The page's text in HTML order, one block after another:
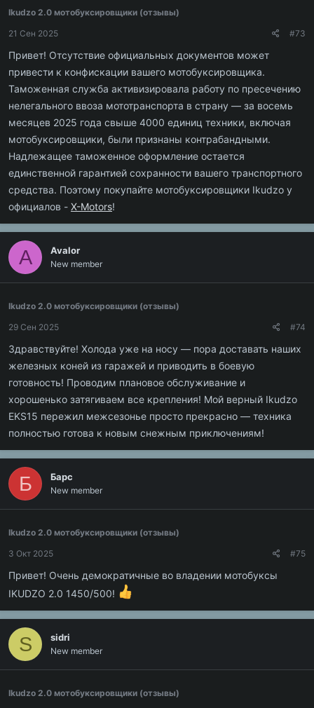
Ikudzo 2.0 мотобуксировщики (отзывы)
21 Сен 2025
#73
Привет! Отсутствие официальных документов может
привести к конфискации вашего мотобуксировщика.
Таможенная служба активизировала работу по пресечению
нелегального ввоза мототранспорта в страну — за восемь
месяцев 2025 года свыше 4000 единиц техники, включая
мотобуксировщики, были признаны контрабандными.
Надлежащее таможенное оформление остается
единственной гарантией сохранности вашего транспортного
средства. Поэтому покупайте мотобуксировщики Ikudzo у
официалов - X-Motors!
A Avalor
New member
Ikudzo 2.0 мотобуксировщики (отзывы)
29 Сен 2025
#74
Здравствуйте! Холода уже на носу — пора доставать наших
железных коней из гаражей и приводить в боевую
готовность! Проводим плановое обслуживание и
хорошенько затягиваем все крепления! Мой верный Ikudzo
EKS15 пережил межсезонье просто прекрасно — техника
полностью готова к новым снежным приключениям!
Б Барс
New member
Ikudzo 2.0 мотобуксировщики (отзывы)
3 Окт 2025
#75
Привет! Очень демократичные во владении мотобуксы
IKUDZO 2.0 1450/500!
S sidri
New member
Ikudzo 2.0 мотобуксировщики (отзывы)